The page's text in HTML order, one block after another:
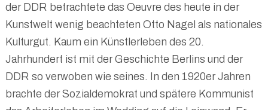
der DDR betrachtete das Oeuvre des heute in der
Kunstwelt wenig beachteten Otto Nagel als nationales
Kulturgut. Kaum ein Künstlerleben des 20.
Jahrhundert ist mit der Geschichte Berlins und der
DDR so verwoben wie seines. In den 1920er Jahren
brachte der Sozialdemokrat und spätere Kommunist